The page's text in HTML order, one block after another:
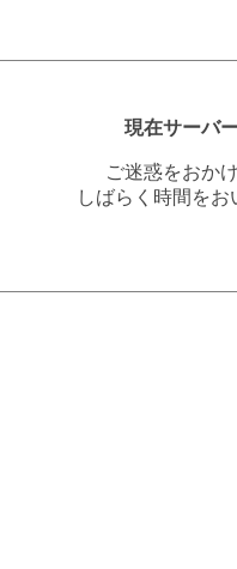
現在サーバ
ご迷惑をおか
しばらく時間を